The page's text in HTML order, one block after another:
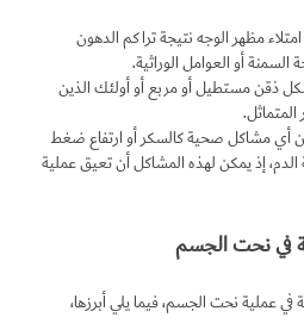
مظهر الوجه نتيجة تراكم الدهون
أو العوامل الوراثية.
ذقن مستطيل أو مربع أو أولئك الذين
أي مشاكل صحية كالسكر أو ارتفاع ضغط
إذ يمكن لهذه المشاكل أن تعيق عملية
في نحت الجسم
عملية نحت الجسم، فيما يلي أبرزها،